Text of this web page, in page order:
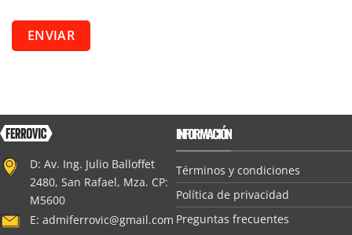
D: Av. Ing. Julio Balloffet
2480, San Rafael, Mza. CP:
M5600
E: admiferrovic@gmail.com
INFORMACIÓN
Términos y condiciones
Política de privacidad
Preguntas frecuentes